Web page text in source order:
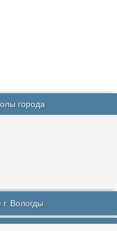
города
Вологды